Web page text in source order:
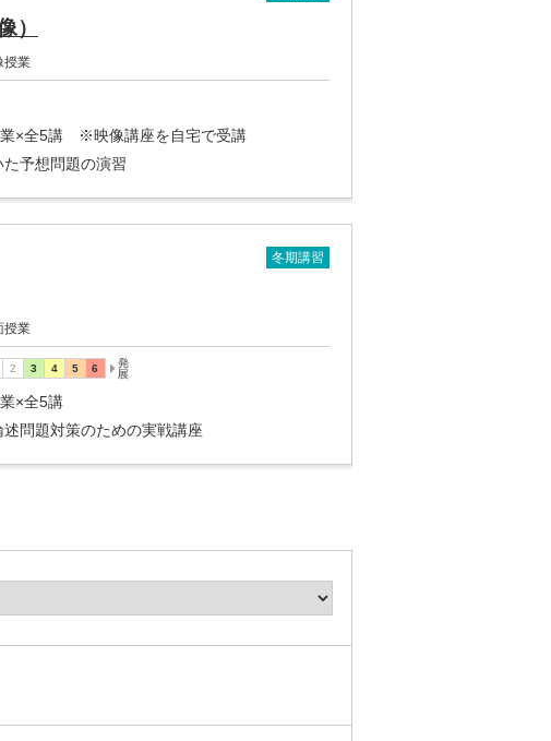
）
授業
業×全5講 ※映像講座を自宅で受講
予想問題の演習
冬期講習
授業
×全5講
問題対策のための実戦講座